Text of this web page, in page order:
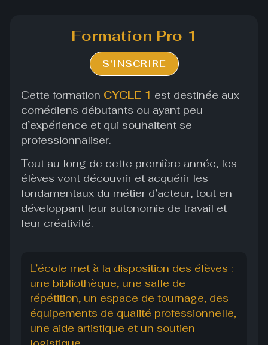
Formation Pro 1
S'INSCRIRE
Cette formation CYCLE 1 est destinée aux
comédiens débutants ou ayant peu
d’expérience et qui souhaitent se
professionnaliser.
Tout au long de cette première année, les
élèves vont découvrir et acquérir les
fondamentaux du métier d’acteur, tout en
développant leur autonomie de travail et
leur créativité.
L’école met à la disposition des élèves :
une bibliothèque, une salle de
répétition, un espace de tournage, des
équipements de qualité professionnelle,
une aide artistique et un soutien